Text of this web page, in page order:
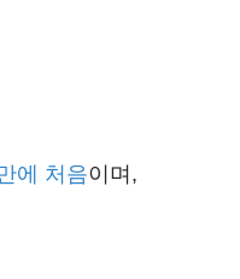
에 처음이며,